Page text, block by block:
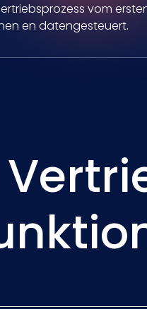
vom
en datengesteuert.